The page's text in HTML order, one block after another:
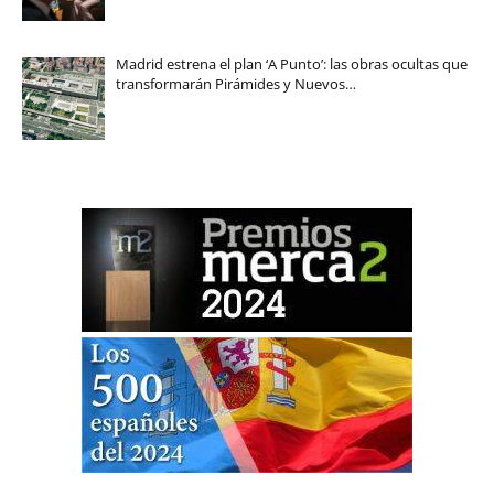
Madrid estrena el plan ‘A Punto’: las obras ocultas que
transformarán Pirámides y Nuevos…